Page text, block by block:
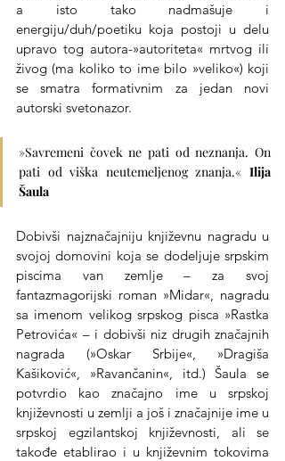
a isto tako nadmašuje i
energiju/duh/poetiku koja postoji u delu
upravo tog autora-»autoriteta« mrtvog ili
živog (ma koliko to ime bilo »veliko«) koji
se smatra formativnim za jedan novi
autorski svetonazor.
»Savremeni čovek ne pati od neznanja. On
pati od viška neutemeljenog znanja.« Ilija
Šaula
Dobivši najznačajniju književnu nagradu u
svojoj domovini koja se dodeljuje srpskim
piscima van zemlje – za svoj
fantazmagorijski roman »Midar«, nagradu
sa imenom velikog srpskog pisca »Rastka
Petrovića« – i dobivši niz drugih značajnih
nagrada (»Oskar Srbije«, »Dragiša
Kašiković«, »Ravančanin«, itd.) Šaula se
potvrdio kao značajno ime u srpskoj
književnosti u zemlji a još i značajnije ime u
srpskoj egzilantskoj književnosti, ali se
takođe etablirao i u književnim tokovima